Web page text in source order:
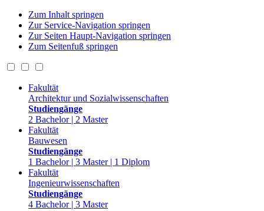
Zum Inhalt springen
Zur Service-Navigation springen
Zur Seiten Haupt-Navigation springen
Zum Seitenfuß springen
Fakultät
Architektur und Sozialwissenschaften
Studiengänge
2 Bachelor | 2 Master
Fakultät
Bauwesen
Studiengänge
1 Bachelor | 3 Master | 1 Diplom
Fakultät
Ingenieurwissenschaften
Studiengänge
4 Bachelor | 3 Master